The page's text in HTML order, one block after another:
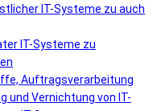
IT-Systeme zu auch
IT-Systeme zu
Auftragsverarbeitung
und Vernichtung von IT-